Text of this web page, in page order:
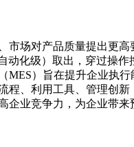
场对产品质量提出更
化级）取出，穿过操
MES）旨在提升企业执
程、利用工具、管理创
业竞争力，为企业带来